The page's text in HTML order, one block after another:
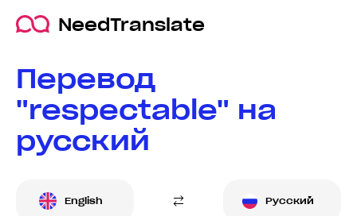
NeedTranslate
Перевод
"respectable" на
русский
English Русский